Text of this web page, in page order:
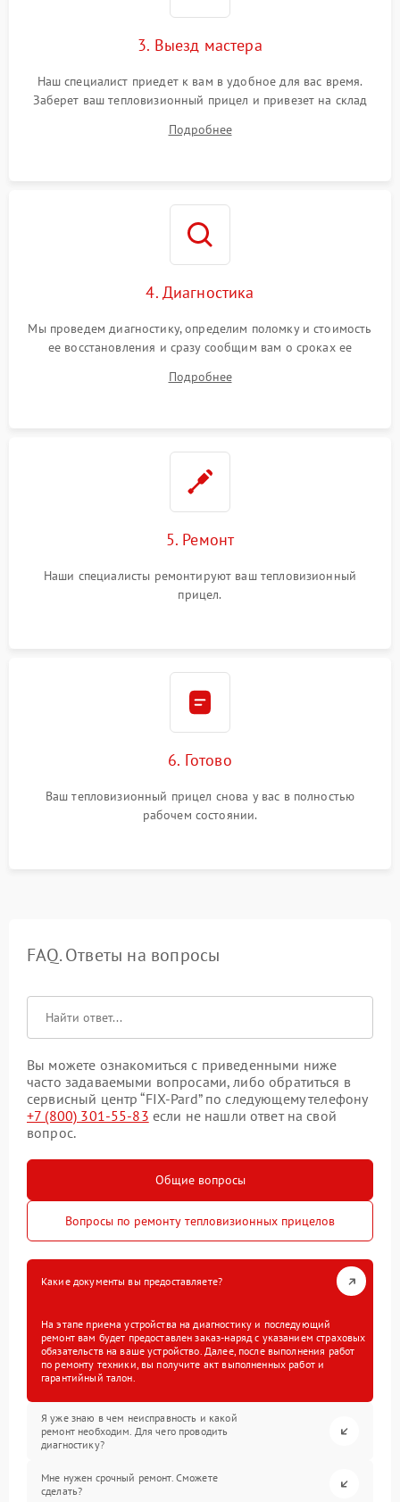
3. Выезд мастера
Наш специалист приедет к вам в удобное для вас время.
Заберет ваш тепловизионный прицел и привезет на склад
Подробнее
4. Диагностика
Мы проведем диагностику, определим поломку и стоимость
ее восстановления и сразу сообщим вам о сроках ее
Подробнее
5. Ремонт
Наши специалисты ремонтируют ваш тепловизионный
прицел.
6. Готово
Ваш тепловизионный прицел снова у вас в полностью
рабочем состоянии.
FAQ. Ответы на вопросы
Вы можете ознакомиться с приведенными ниже
часто задаваемыми вопросами, либо обратиться в
сервисный центр “FIX-Pard” по следующему телефону
+7 (800) 301-55-83 если не нашли ответ на свой
вопрос.
Общие вопросы
Вопросы по ремонту тепловизионных прицелов
Какие документы вы предоставляете?
На этапе приема устройства на диагностику и последующий
ремонт вам будет предоставлен заказ-наряд с указанием страховых
обязательств на ваше устройство. Далее, после выполнения работ
по ремонту техники, вы получите акт выполненных работ и
гарантийный талон.
Я уже знаю в чем неисправность и какой
ремонт необходим. Для чего проводить
диагностику?
Мне нужен срочный ремонт. Сможете
сделать?